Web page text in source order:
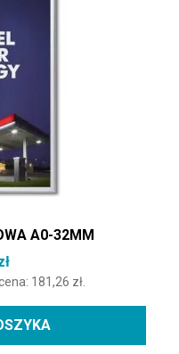
A0-32MM
181,26 zł.